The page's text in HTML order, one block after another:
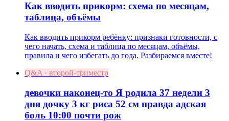
Как вводить прикорм: схема по месяцам,
таблица, объёмы
Как вводить прикорм ребёнку: признаки готовности, с
чего начать, схема и таблица по месяцам, объёмы,
правила и чего избегать до года. Разбираемся вместе!
Q&A · второй-триместр
девочки наконец-то Я родила 37 недели 3
дня дочку 3 кг риса 52 см правда адская
боль 10:00 почти рож